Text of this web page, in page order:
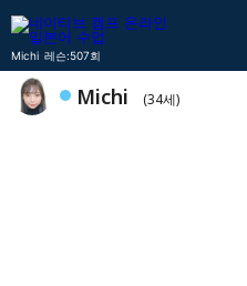
Michi 레슨:507회
Michi (34세)